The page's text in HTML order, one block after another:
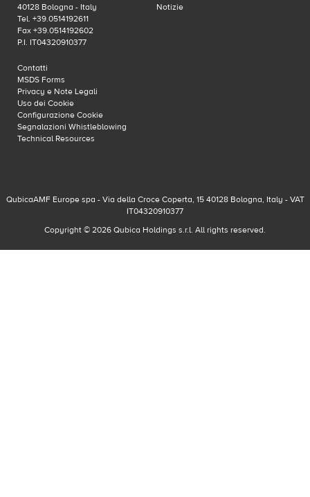
40128 Bologna - Italy
Tel. +39.0514192611
Fax +39.0514192602
P.I. IT04320910377
Notizie
Contatti
MSDS Forms
Privacy e Note Legali
Uso dei Cookie
Configurazione Cookie
Segnalazioni Whistleblowing
Technical Resources
QubicaAMF Europe spa - Via della Croce Coperta, 15 40128 Bologna, Italy - VAT
IT04320910377
Copyright © 2026 Qubica Holdings s.r.l. All rights reserved.